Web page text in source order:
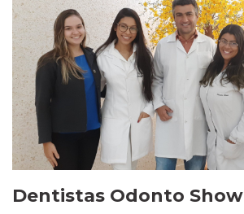
Dentistas Odonto Show